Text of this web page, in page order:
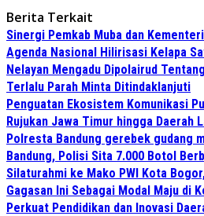
Berita Terkait
Sinergi Pemkab Muba dan
Agenda Nasional Hilirisasi Kelapa
Nelayan Mengadu Dipolairud
Terlalu Parah Minta Ditindaklanjuti
Penguatan Ekosistem Komunikasi
Rujukan Jawa Timur hingga Daerah
Polresta Bandung gerebek gudang
Bandung, Polisi Sita 7.000 Botol
Silaturahmi ke Mako PWI Kota
Gagasan Ini Sebagai Modal Maju di
Perkuat Pendidikan dan Inovasi